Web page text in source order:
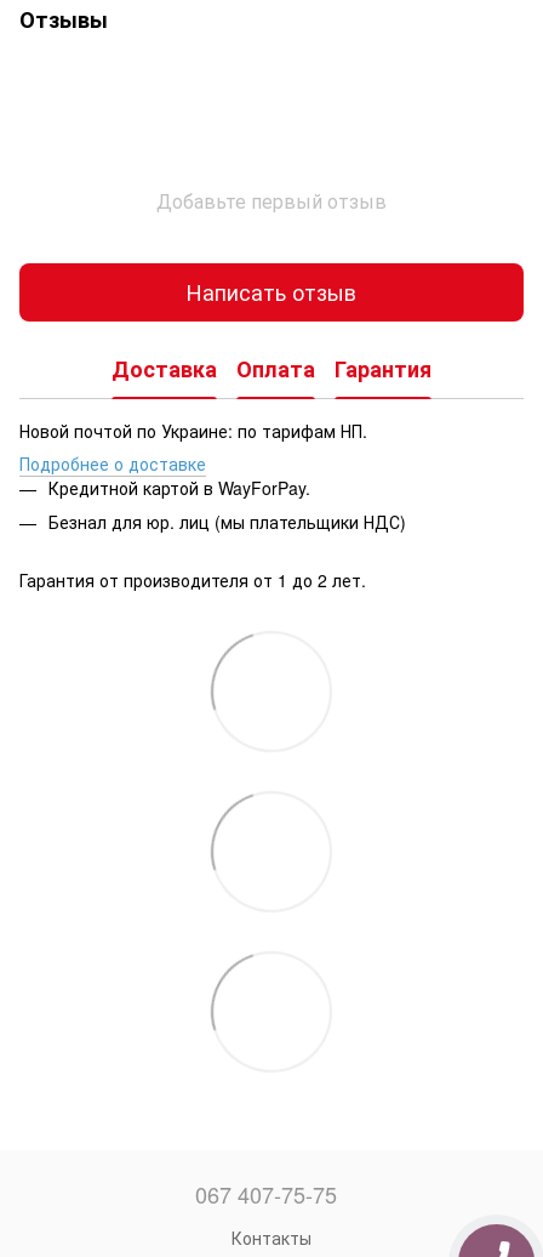
Отзывы
Добавьте первый отзыв
Написать отзыв
Доставка Оплата Гарантия
Новой почтой по Украине: по тарифам НП.
Подробнее о доставке
Кредитной картой в WayForPay.
Безнал для юр. лиц (мы плательщики НДС)
Гарантия от производителя от 1 до 2 лет.
067 407-75-75
Контакты